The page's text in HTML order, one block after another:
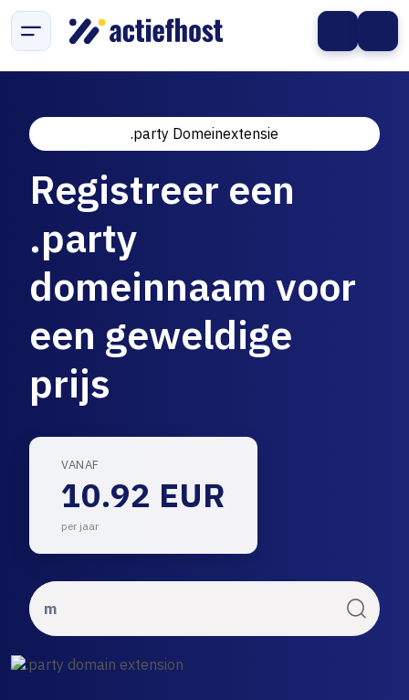
.party Domeinextensie
Registreer een
.party
domeinnaam voor
een geweldige
prijs
VANAF
10.92 EUR
per jaar